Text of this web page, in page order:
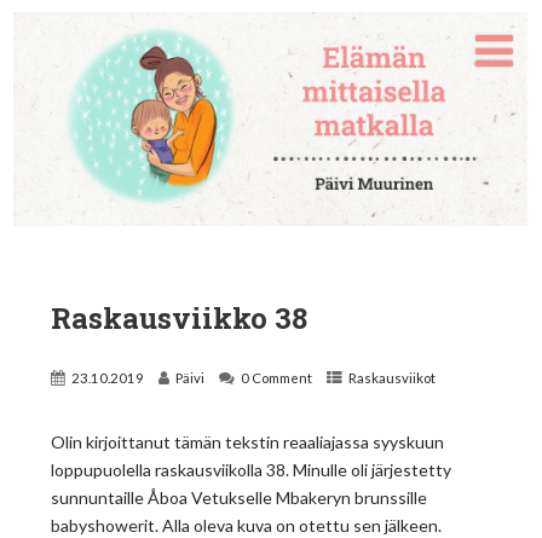
Raskausviikko 38
23.10.2019 Päivi 0 Comment Raskausviikot
Olin kirjoittanut tämän tekstin reaaliajassa syyskuun
loppupuolella raskausviikolla 38. Minulle oli järjestetty
sunnuntaille Åboa Vetukselle Mbakeryn brunssille
babyshowerit. Alla oleva kuva on otettu sen jälkeen.